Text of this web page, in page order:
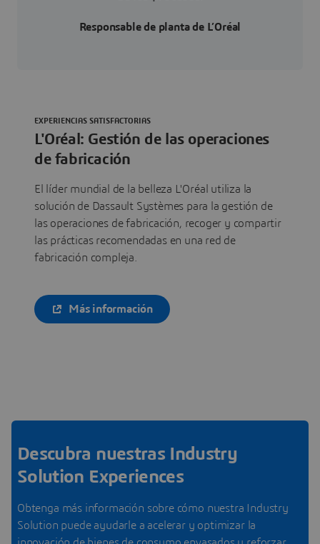
Responsable de planta de L’Oréal
L'Oréal: Gestión de las operaciones
de fabricación
EXPERIENCIAS SATISFACTORIAS
El líder mundial de la belleza L'Oréal utiliza la
solución de Dassault Systèmes para la gestión de
las operaciones de fabricación, recoger y compartir
las prácticas recomendadas en una red de
fabricación compleja.
Más información
Descubra nuestras Industry
Solution Experiences
Obtenga más información sobre cómo nuestra Industry
Solution puede ayudarle a acelerar y optimizar la